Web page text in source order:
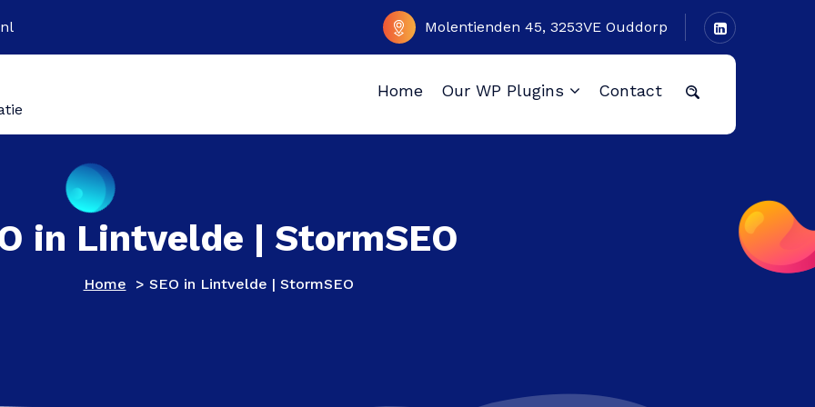
Molentienden 45, 3253VE Ouddorp
Home Our WP Plugins Contact
in Lintvelde | StormSEO
Home > SEO in Lintvelde | StormSEO